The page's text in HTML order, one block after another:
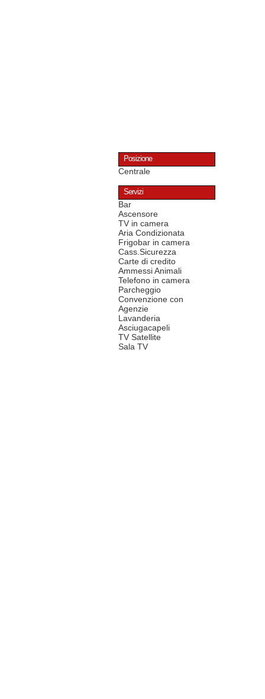
Posizione
Centrale
Servizi
Bar
Ascensore
TV in camera
Aria Condizionata
Frigobar in camera
Cass.Sicurezza
Carte di credito
Ammessi Animali
Telefono in camera
Parcheggio
Convenzione con
Agenzie
Lavanderia
Asciugacapeli
TV Satellite
Sala TV